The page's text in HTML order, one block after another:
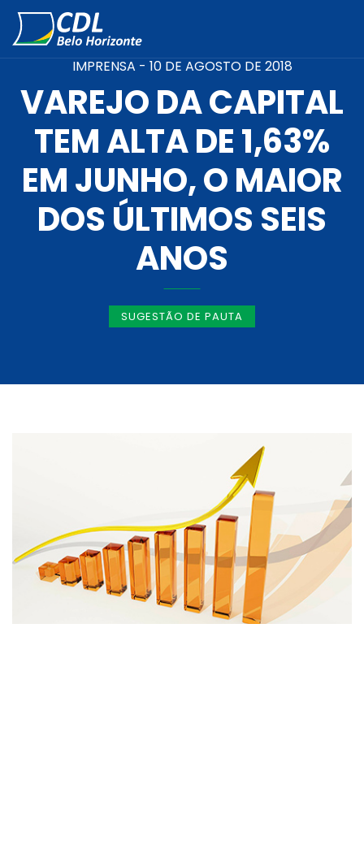
IMPRENSA - 10 DE AGOSTO DE 2018
VAREJO DA CAPITAL
TEM ALTA DE 1,63%
EM JUNHO, O MAIOR
DOS ÚLTIMOS SEIS
ANOS
SUGESTÃO DE PAUTA